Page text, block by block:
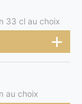
33 cl au choix
au choix